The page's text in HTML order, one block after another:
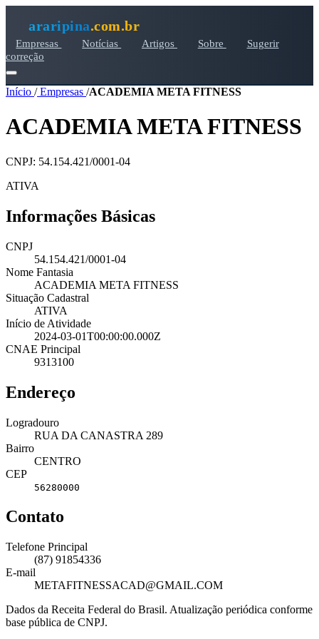
araripina.com.br
Empresas Notícias Artigos Sobre
Sugerir
correção
Início /Empresas /ACADEMIA META FITNESS
ACADEMIA META FITNESS
CNPJ: 54.154.421/0001-04
ATIVA
Informações Básicas
CNPJ
54.154.421/0001-04
Nome Fantasia
ACADEMIA META FITNESS
Situação Cadastral
ATIVA
Início de Atividade
2024-03-01T00:00:00.000Z
CNAE Principal
9313100
Endereço
Logradouro
RUA DA CANASTRA 289
Bairro
CENTRO
CEP
56280000
Contato
Telefone Principal
(87) 91854336
E-mail
METAFITNESSACAD@GMAIL.COM
Dados da Receita Federal do Brasil. Atualização periódica conforme
base pública de CNPJ.